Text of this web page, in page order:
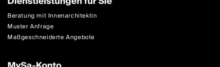
Beratung mit Innenarchitektin
Muster Anfrage
Maßgeschneiderte Angebote